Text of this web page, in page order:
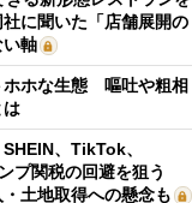
に聞いた「店舗展開の
い軸
ホホな生態 嘔吐や粗相
は
、TikTok、
プ関税の回避を狙う
土地取得への懸念も